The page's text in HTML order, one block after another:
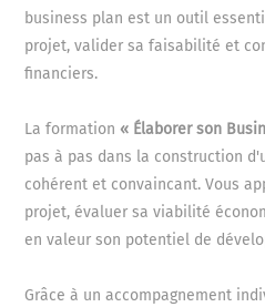
business plan est un outil
projet, valider sa faisabilité et
financiers.
La formation« Élaborer son
pas à pas dans la construction
cohérent et convaincant. Vous
projet, évaluer sa viabilité
en valeur son potentiel de
Grâce à un accompagnement